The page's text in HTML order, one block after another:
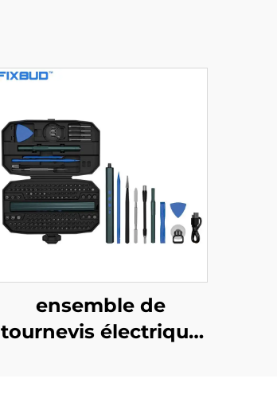
ensemble de
tournevis électrique